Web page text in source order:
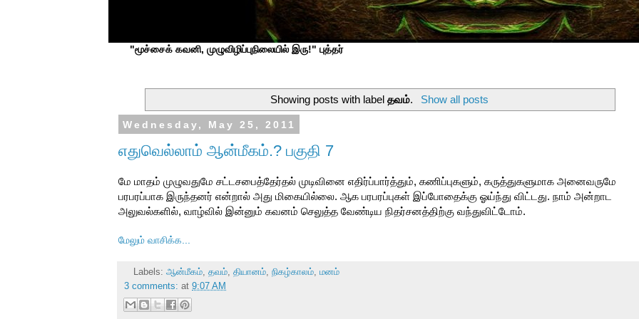
"மூச்சைக் கவனி, முழுவிழிப்புநிலையில் இரு!" புத்தர்
Showing posts with labelதவம். Show all posts
Wednesday, May 25, 2011
எதுவெல்லாம் ஆன்மீகம்.? பகுதி 7
மே மாதம் முழுவதுமே சட்டசபைத்தேர்தல் முடிவினை எதிர்ப்பார்த்தும், கணிப்புகளும், கருத்துகளுமாக அனைவருமே
பரபரப்பாக இருந்தனர் என்றால் அது மிகையில்லை. ஆக பரபரப்புகள் இப்போதைக்கு ஓய்ந்து விட்டது. நாம் அன்றாட
அலுவல்களில், வாழ்வில் இன்னும் கவனம் செலுத்த வேண்டிய நிதர்சனத்திற்கு வந்துவிட்டோம்.
மேலும் வாசிக்க...
Labels: ஆன்மீகம், தவம், தியானம், நிகழ்காலம், மனம்
3 comments: at 9:07 AM